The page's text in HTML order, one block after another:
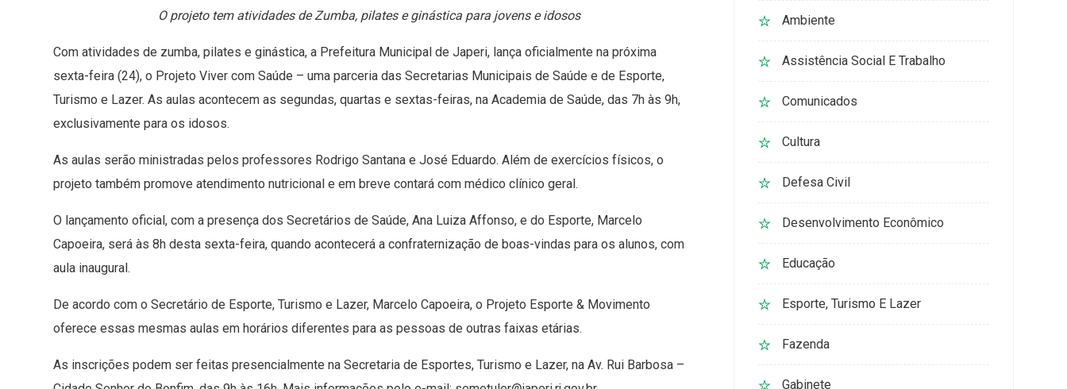
O projeto tem atividades de Zumba, pilates e ginástica para jovens e idosos
Com atividades de zumba, pilates e ginástica, a Prefeitura Municipal de Japeri, lança oficialmente na próxima
sexta-feira (24), o Projeto Viver com Saúde – uma parceria das Secretarias Municipais de Saúde e de Esporte,
Turismo e Lazer. As aulas acontecem as segundas, quartas e sextas-feiras, na Academia de Saúde, das 7h às 9h,
exclusivamente para os idosos.
As aulas serão ministradas pelos professores Rodrigo Santana e José Eduardo. Além de exercícios físicos, o
projeto também promove atendimento nutricional e em breve contará com médico clínico geral.
O lançamento oficial, com a presença dos Secretários de Saúde, Ana Luiza Affonso, e do Esporte, Marcelo
Capoeira, será às 8h desta sexta-feira, quando acontecerá a confraternização de boas-vindas para os alunos, com
aula inaugural.
De acordo com o Secretário de Esporte, Turismo e Lazer, Marcelo Capoeira, o Projeto Esporte & Movimento
oferece essas mesmas aulas em horários diferentes para as pessoas de outras faixas etárias.
As inscrições podem ser feitas presencialmente na Secretaria de Esportes, Turismo e Lazer, na Av. Rui Barbosa –
Ambiente
Assistência Social E Trabalho
Comunicados
Cultura
Defesa Civil
Desenvolvimento Econômico
Educação
Esporte, Turismo E Lazer
Fazenda
Gabinete